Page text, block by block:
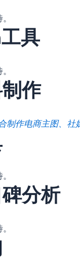
具
作
制作电商主图、社
分析